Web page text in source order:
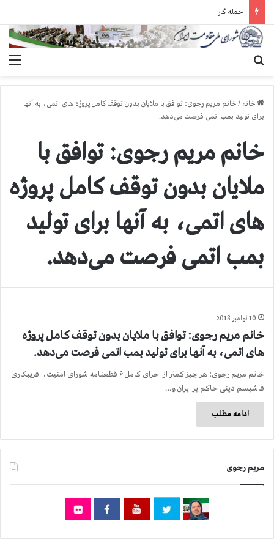
خانه /خانم مریم رجوی: توافق با ملایان بدون توقف کامل پروژه های اتمی، به آنها
برای تولید بمب اتمی فرصت می‌دهد.
خانم مریم رجوی: توافق با
ملایان بدون توقف کامل پروژه
های اتمی، به آنها برای تولید
بمب اتمی فرصت می‌دهد.
10 نوامبر 2013
خانم مریم رجوی: توافق با ملایان بدون توقف کامل پروژه
های اتمی، به آنها برای تولید بمب اتمی فرصت می‌دهد.
خانم مریم رجوی: هر چیز کمتر از اجرای کامل ۶ قطعنامه شورای امنیت، فریبکاری
فاشیسم دینی حاکم بر ایران و…
ادامه مطلب
مریم رجوی